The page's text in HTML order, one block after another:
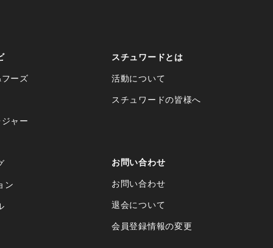
スチュワードとは
活動について
スチュワードの皆様へ
お問い合わせ
お問い合わせ
退会について
会員登録情報の変更
フーズ
ャー
ン